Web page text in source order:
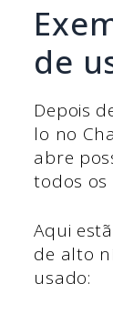
de
Depois
lo no
abre
todos os
Aqui
de alto
usado: